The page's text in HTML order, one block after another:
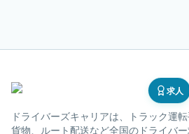
求人
ドライバーズキャリアは、トラック運
貨物、ルート配送など全国のドライバ